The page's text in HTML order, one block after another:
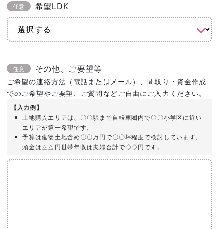
任意 希望LDK
任意 その他、ご要望等
ご希望の連絡方法（電話またはメール）、間取り・資金作成
でのご希望やご要望、ご質問などご自由にご入力ください。
【入力例】
土地購入エリアは、〇〇駅まで自転車圏内で〇〇小学区に近い
エリアが第一希望です。
予算は建物土地含め〇〇万円で〇〇坪程度で検討しています。
頭金は△△円世帯年収は夫婦合計で◇◇円です。